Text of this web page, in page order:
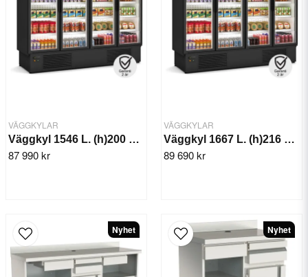
VÄGGKYLAR
Väggkyl 1546 L. (h)200 cm 4x glasdörr, Ingo EFIL-4R
87 990 kr
VÄGGKYLAR
Väggkyl 1667 L. (h)216 cm 4x glasdörr, Ingo EFI-4R
89 690 kr
Nyhet Nyhet